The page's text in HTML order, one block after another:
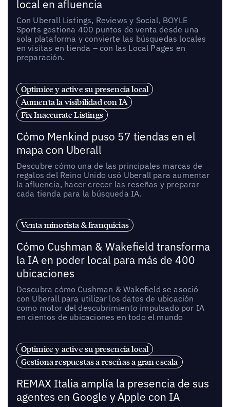
local en afluencia
Con Uberall Listings, Reviews y Social, BOYLE
Sports gestiona 400 puntos de venta desde una
sola plataforma y convierte las búsquedas locales
en visitas en tienda – con las Local Pages en
preparación.
Optimice y active su presencia local
Aumenta la visibilidad con IA
Fix Inaccurate Listings
Cómo Menkind puso 57 tiendas en el
mapa con Uberall
Descubre cómo una de las principales marcas de
regalos del Reino Unido usó Uberall para aumentar
la afluencia, hacer crecer las reseñas y preparar
cada tienda para la búsqueda IA.
Venta minorista & franquicias
Cómo Cushman & Wakefield transforma
la IA en poder local para más de 400
ubicaciones
Descubra cómo Cushman & Wakefield se asoció
con Uberall para utilizar los datos de ubicación
como motor del descubrimiento impulsado por IA
en cientos de ubicaciones en todo el mundo
Optimice y active su presencia local
Gestiona respuestas a reseñas a gran escala
REMAX Italia amplía la presencia de sus
agentes en Google y Apple con IA